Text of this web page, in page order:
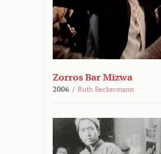
Zorros Bar Mizwa
2006 / Ruth Beckermann